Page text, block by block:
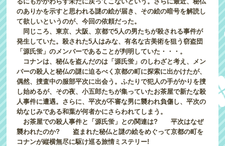
のありかを示すと思われる謎の絵が届き、その絵の暗号を解読し
て欲しいというのが、今回の依頼だった。
同じころ、東京、大阪、京都で5人の男たちが殺される事件が
発生していた。殺された5人はみな、有名な古美術を狙う窃盗団
「源氏蛍」のメンバーであることが判明していた・・・。
コナンは、秘仏を盗んだのは「源氏蛍」のしわざと考え、メン
バーの殺人と秘仏の謎に迫るべく京都の町に探索に出かけたが、
偶然、捜査中の服部平次に出会う。ふたりで犯人の手がかりを捜
し始めるが、その夜、小五郎たちが集っていたお茶屋で新たな殺
人事件に遭遇。さらに、平次が不審な男に襲われ負傷し、平次の
幼なじみである和葉が何者かにさらわれてしまう。
お茶屋での殺人事件と「源氏蛍」との関連は? 平次はなぜ
襲われたのか? 盗まれた秘仏と謎の絵をめぐって京都の町を
コナンが縦横無尽に駆け巡る旅情ミステリー!